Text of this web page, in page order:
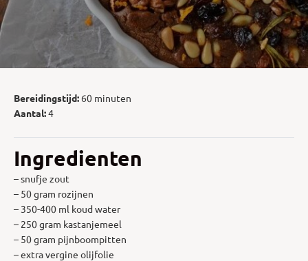
Bereidingstijd: 60 minuten
Aantal:4
Ingredienten
– snufje zout
– 50 gram rozijnen
– 350-400 ml koud water
– 250 gram kastanjemeel
– 50 gram pijnboompitten
– extra vergine olijfolie